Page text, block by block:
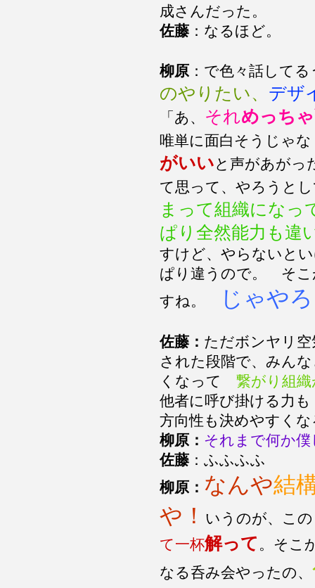
成さんだった。
佐藤 ：なるほど。
柳原 ：で色々話して
のやりたい、 デザ
「あ、 それめっちゃ
唯単に面白そうじゃ
がいいと声があがっ
て思って、やろうと
まって組織になっ
ぱり全然能力も違
すけど、やらないと
ぱり違うので。 そこ
すね。
じゃや
佐藤： ただボンヤリ
された段階で、みん
くなって
繋がり組織
他者に呼び掛ける力
方向性も決めやすく
柳原： それまで何か
佐藤 ：ふふふふ
柳原： なんや結
や！
いうのが、こ
て一杯解って 。そこ
なる呑み会やったの、